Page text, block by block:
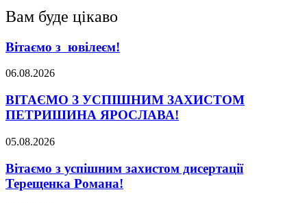
Вам буде цікаво
Вітаємо з ювілеєм!
06.08.2026
ВІТАЄМО З УСПІШНИМ ЗАХИСТОМ
ПЕТРИШИНА ЯРОСЛАВА!
05.08.2026
Вітаємо з успішним захистом дисертації
Терещенка Романа!